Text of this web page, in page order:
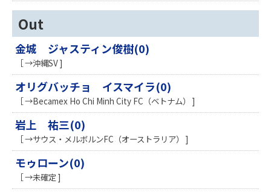
Out
金城 ジャスティン俊樹(0)
［ →沖縄SV ]
オリグバッチョ イスマイラ(0)
［ →Becamex Ho Chi Minh City FC（ベトナム） ]
岩上 祐三(0)
［ →サウス・メルボルンFC（オーストラリア） ]
モゥローン(0)
［ →未確定 ]